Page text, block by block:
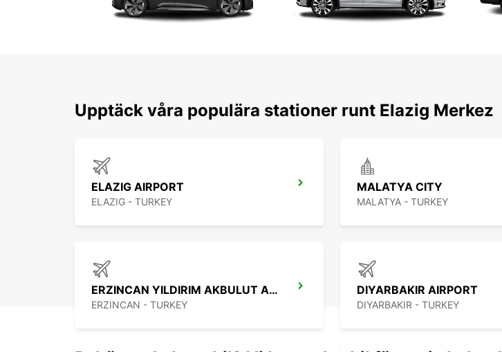
Upptäck våra populära stationer runt Elazig Merkez
ELAZIG AIRPORT
ELAZIG - TURKEY
MALATYA CITY
MALATYA - TURKEY
ERZINCAN YILDIRIM AKBULUT AIRPORT
ERZINCAN - TURKEY
DIYARBAKIR AIRPORT
DIYARBAKIR - TURKEY